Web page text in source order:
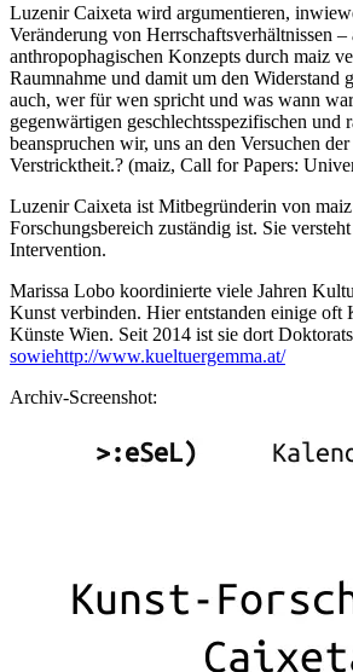
Luzenir Caixeta wird argumentieren,
Veränderung von Herrschaftsverhältnissen
anthropophagischen Konzepts durch maiz
Raumnahme und damit um den Widerstand
auch, wer für wen spricht und was wann
gegenwärtigen geschlechtsspezifischen
beanspruchen wir, uns an den Versuchen
Verstricktheit.? (maiz, Call for Papers:
Luzenir Caixeta ist Mitbegründerin von
Forschungsbereich zuständig ist. Sie
Intervention.
Marissa Lobo koordinierte viele Jahren
Kunst verbinden. Hier entstanden einige oft
Künste Wien. Seit 2014 ist sie dort
sowiehttp://www.kueltuergemma.at/
Archiv-Screenshot: